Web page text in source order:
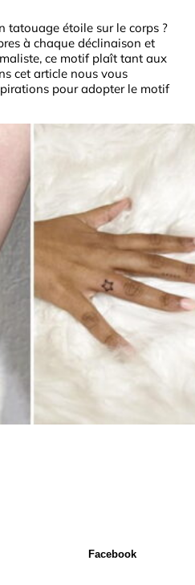
tatouage étoile sur le corps ?
à chaque déclinaison et
ce motif plaît tant aux
cet article nous vous
pour adopter le motif
Facebook